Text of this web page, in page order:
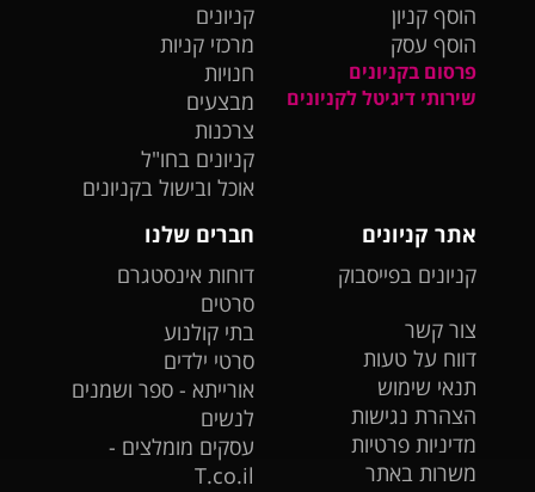
הוסף קניון
הוסף עסק
פרסום בקניונים
שירותי דיגיטל לקניונים
קניונים
מרכזי קניות
חנויות
מבצעים
צרכנות
קניונים בחו"ל
אוכל ובישול בקניונים
אתר קניונים
קניונים בפייסבוק
צור קשר
דווח על טעות
תנאי שימוש
הצהרת נגישות
מדיניות פרטיות
משרות באתר
חברים שלנו
דוחות אינסטגרם
סרטים
בתי קולנוע
סרטי ילדים
אורייתא - ספר ושמנים
לנשים
עסקים מומלצים -
T.co.il